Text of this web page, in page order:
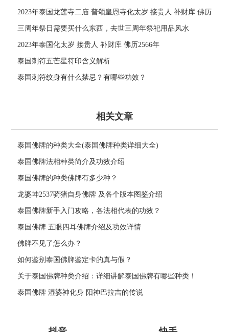
2023年泰国龙莲寺二庙 普颂皇恩寺化太岁 接贵人 补财库 佛历
2566年
三周年祭日需要买什么东西，去世三周年祭祀用品风水
2023年泰国化太岁 接贵人 补财库 佛历2566年
泰国刺符五芒星符印含义解析
泰国刺符纹身有什么禁忌？有哪些功效？
相关文章
泰国佛牌的种类大全(泰国佛牌种类详细大全)
泰国佛牌法相种类简介及功效介绍
泰国佛牌的种类佛牌有多少种？
龙婆坤2537骑猪自身佛牌 及各个版本图鉴介绍
泰国佛牌新手入门攻略，各法相代表的功效？
泰国佛牌 五眼四耳佛牌介绍及功效详情
佛牌不见了怎么办？
如何鉴别泰国佛牌鉴定卡的真与假？
关于泰国佛牌种类介绍：详细讲解泰国佛牌有哪些种类！
泰国佛牌 湿婆神化身 阳神巴拉吉的传说